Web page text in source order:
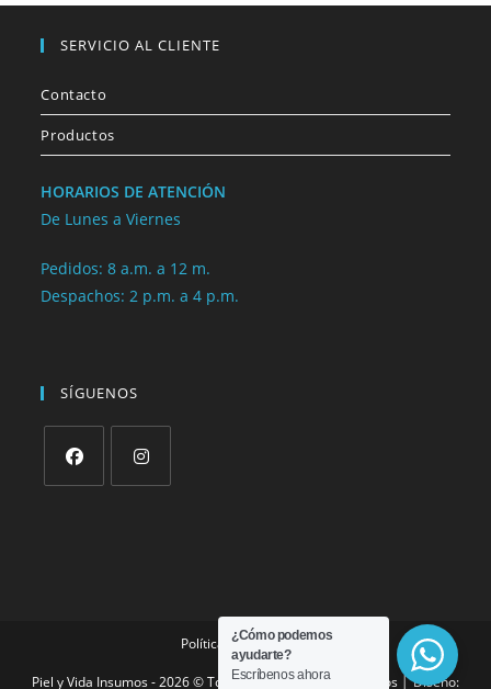
SERVICIO AL CLIENTE
Contacto
Productos
HORARIOS DE ATENCIÓN
De Lunes a Viernes
Pedidos: 8 a.m. a 12 m.
Despachos: 2 p.m. a 4 p.m.
SÍGUENOS
Política de privacidad
Piel y Vida Insumos - 2026 © Todos los derechos reservados │ Diseño:
¿Cómo podemos
ayudarte?
Escríbenos ahora